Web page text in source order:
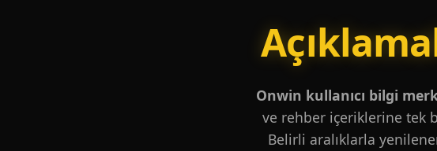
Onwin kullanıcı bilgi
ve rehber içeriklerine tek
Belirli aralıklarla